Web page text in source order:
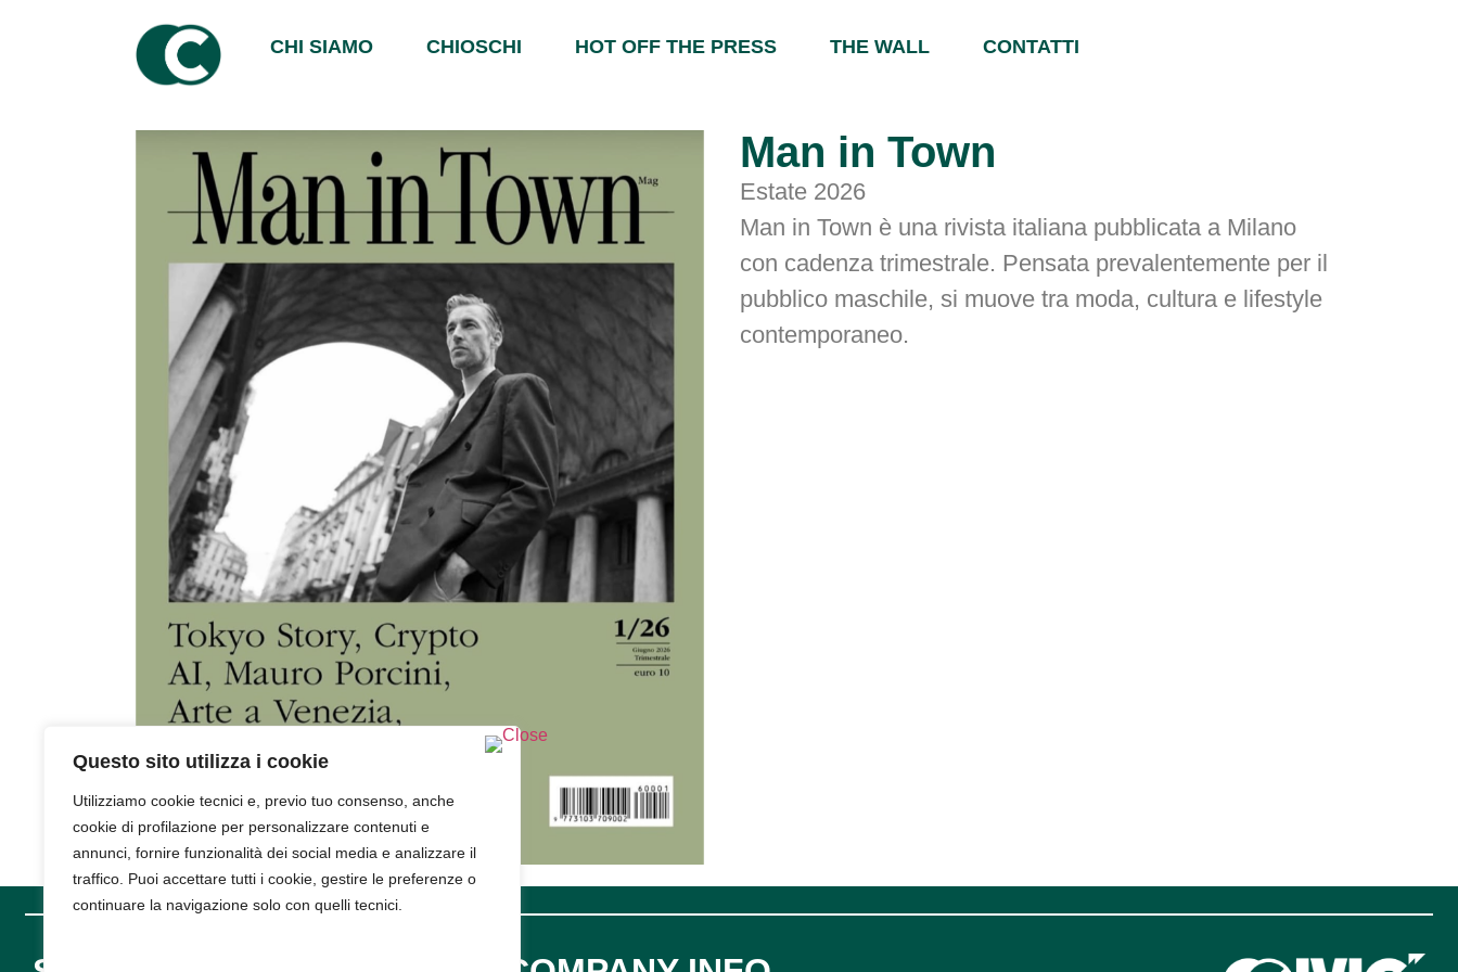
Questo sito utilizza i cookie
Utilizziamo cookie tecnici e, previo tuo consenso, anche
cookie di profilazione per personalizzare contenuti e
annunci, fornire funzionalità dei social media e analizzare il
traffico. Puoi accettare tutti i cookie, gestire le preferenze o
continuare la navigazione solo con quelli tecnici.
CHI SIAMO CHIOSCHI HOT OFF THE PRESS THE WALL CONTATTI
Man in Town
Estate 2026
Man in Town è una rivista italiana pubblicata a Milano
con cadenza trimestrale. Pensata prevalentemente per il
pubblico maschile, si muove tra moda, cultura e lifestyle
contemporaneo.